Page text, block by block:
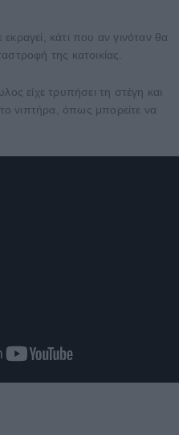
κάτι που αν γινόταν θα
της κατοικίας.
είχε τρυπήσει τη στέγη και
νιπτήρα, όπως μπορείτε να